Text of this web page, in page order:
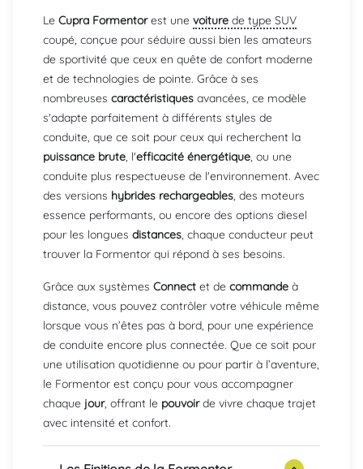
Le Cupra Formentorest une voiture de type SUV
coupé, conçue pour séduire aussi bien les amateurs
de sportivité que ceux en quête de confort moderne
et de technologies de pointe. Grâce à ses
nombreuses caractéristiques avancées, ce modèle
s'adapte parfaitement à différents styles de
conduite, que ce soit pour ceux qui recherchent la
puissance brute, l'efficacité énergétique, ou une
conduite plus respectueuse de l'environnement. Avec
des versions hybrides rechargeables, des moteurs
essence performants, ou encore des options diesel
pour les longues distances, chaque conducteur peut
trouver la Formentor qui répond à ses besoins.
Grâce aux systèmes Connect et de commande à
distance, vous pouvez contrôler votre véhicule même
lorsque vous n’êtes pas à bord, pour une expérience
de conduite encore plus connectée. Que ce soit pour
une utilisation quotidienne ou pour partir à l’aventure,
le Formentor est conçu pour vous accompagner
chaque jour, offrant le pouvoirde vivre chaque trajet
avec intensité et confort.